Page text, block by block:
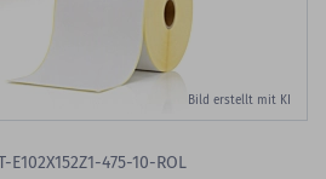
Bild erstellt mit KI
E102X152Z1-475-10-ROL